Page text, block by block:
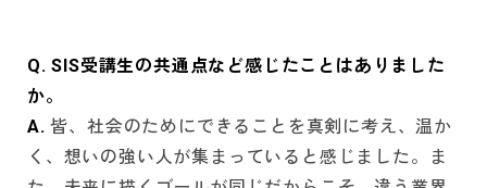
Q. SIS受講生の共通点など感じたことはありました
か。
A. 皆、社会のためにできることを真剣に考え、温か
く、想いの強い人が集まっていると感じました。ま